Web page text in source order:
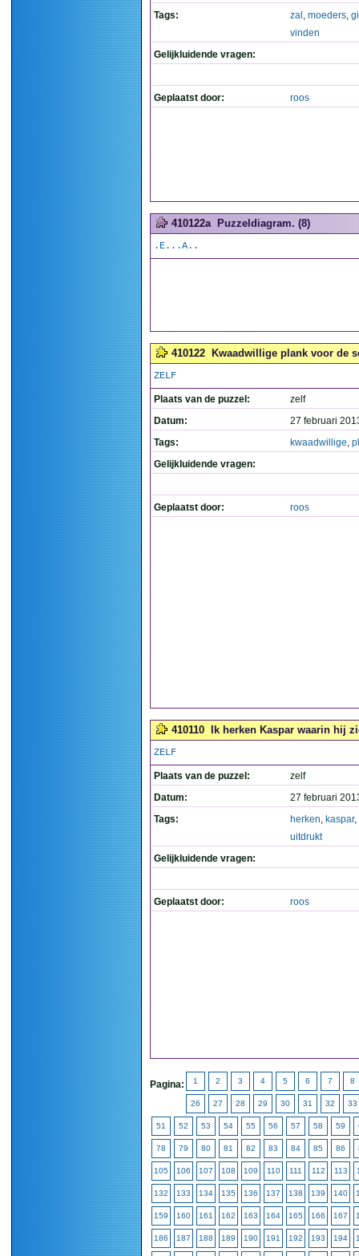
Tags:
zal , moeders,
vinden
Gelijkluidende vragen:
Geplaatst door: roos
410122a Puzzeldiagram. (8)
.E...A..
410122 Kwaadwillige plank voor de
ZELF
Plaats van de puzzel:
zelf
Datum:
27 februari
Tags:
kwaadwillige,
Gelijkluidende vragen:
Geplaatst door: roos
410110 Ik herken Kaspar waarin hij
ZELF
Plaats van de puzzel:
zelf
Datum:
27 februari
Tags:
herken, kaspar,
uitdrukt
Gelijkluidende vragen:
Geplaatst door: roos
Pagina: 1 2 3 4 5 6 7 8
26 27 28 29 30 31 32 33
51 52 53 54 55 56 57 58 59
78 79 80 81 82 83 84 85 86
105 106 107 108 109 110 111 112 113
132 133 134 135 136 137 138 139 140
159 160 161 162 163 164 165 166 167
186 187 188 189 190 191 192 193 194